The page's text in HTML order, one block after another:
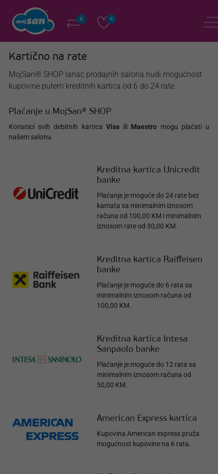
0 0
Kartično na rate
MojSan® SHOP lanac prodajnih salona nudi mogućnost
kupovine putem kreditnih kartica od 6 do 24 rate
Plaćanje u MojSan® SHOP
Korisnici svih debitnih kartica Visa ili Maestro mogu plaćati u
našem salonu.
Kreditna kartica Unicredit
banke
Plaćanje je moguće do 24 rate bez
kamata sa minimalnim iznosom
računa od 100,00 KM i minimalnim
iznosom rate od 30,00 KM.
Kreditna kartica Raiffeisen
banke
Plaćanje je moguće do 6 rata sa
minimalnim iznosom računa od
100,00 KM.
Kreditna kartica Intesa
Sanpaolo banke
Plaćanje je moguće do 12 rata sa
minimalnim iznosom računa od
50,00 KM.
American Express kartica
Kupovina American express pruža
mogućnost kupovine na 6 rata.